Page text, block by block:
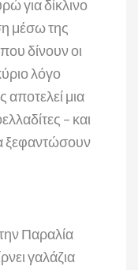
για δίκλινο
μέσω της
δίνουν οι
λόγο
αποτελεί μια
– και
ξεφαντώσουν
Παραλία
γαλάζια